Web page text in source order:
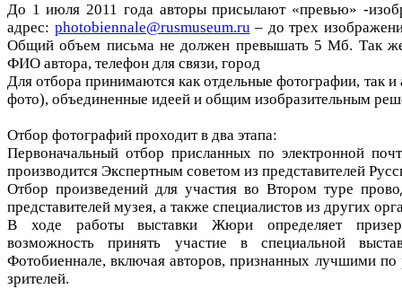
До 1 июля 2011 года авторы присылают «превью» -
адрес: photobiennale@rusmuseum.ru – до трех
Общий объем письма не должен превышать 5 Мб. Так
ФИО автора, телефон для связи, город
Для отбора принимаются как отдельные фотографии, так и
фото), объединенные идеей и общим изобразительным
Отбор фотографий проходит в два этапа:
Первоначальный отбор присланных по электронной
производится Экспертным советом из представителей
Отбор произведений для участия во Втором туре
представителей музея, а также специалистов из других
В ходе работы выставки Жюри определяет
возможность принять участие в специальной
Фотобиеннале, включая авторов, признанных лучшими по
зрителей.